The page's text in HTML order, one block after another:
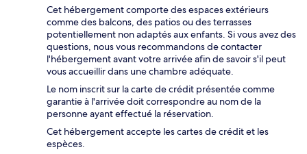
Cet hébergement comporte des espaces extérieurs
comme des balcons, des patios ou des terrasses
potentiellement non adaptés aux enfants. Si vous avez des
questions, nous vous recommandons de contacter
l'hébergement avant votre arrivée afin de savoir s'il peut
vous accueillir dans une chambre adéquate.
Le nom inscrit sur la carte de crédit présentée comme
garantie à l'arrivée doit correspondre au nom de la
personne ayant effectué la réservation.
Cet hébergement accepte les cartes de crédit et les
espèces.